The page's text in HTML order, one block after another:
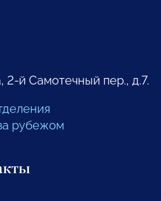
2-й Самотечный пер., д.7.
рубежом